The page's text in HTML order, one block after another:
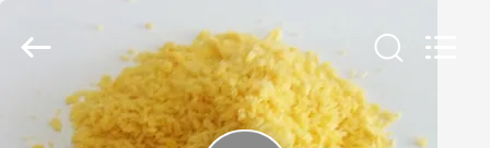
ΑΡΧΙΚΉ
FOODS
Reserved.